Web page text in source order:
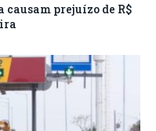
causam prejuízo de R$